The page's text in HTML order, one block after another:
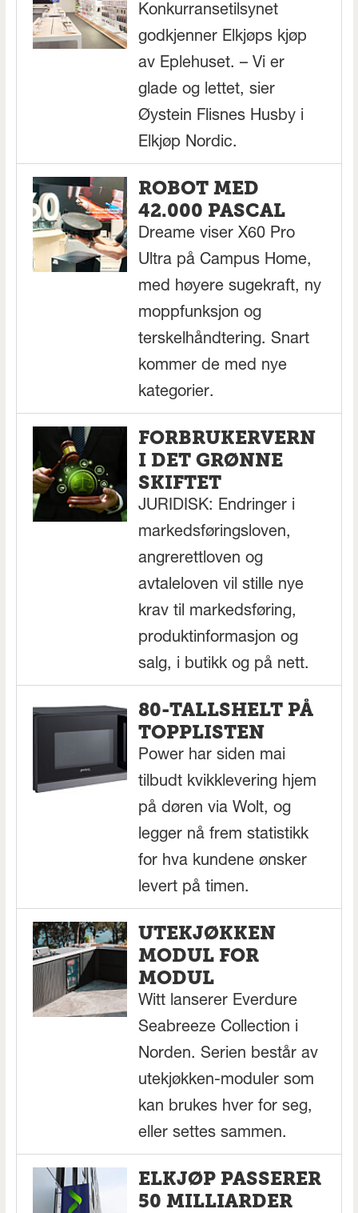
Konkurransetilsynet
godkjenner Elkjøps kjøp
av Eplehuset. – Vi er
glade og lettet, sier
Øystein Flisnes Husby i
Elkjøp Nordic.
ROBOT MED
42.000 PASCAL
Dreame viser X60 Pro
Ultra på Campus Home,
med høyere sugekraft, ny
moppfunksjon og
terskelhåndtering. Snart
kommer de med nye
kategorier.
FORBRUKERVERN
I DET GRØNNE
SKIFTET
JURIDISK: Endringer i
markedsføringsloven,
angrerettloven og
avtaleloven vil stille nye
krav til markedsføring,
produktinformasjon og
salg, i butikk og på nett.
80-TALLSHELT PÅ
TOPPLISTEN
Power har siden mai
tilbudt kvikklevering hjem
på døren via Wolt, og
legger nå frem statistikk
for hva kundene ønsker
levert på timen.
UTEKJØKKEN
MODUL FOR
MODUL
Witt lanserer Everdure
Seabreeze Collection i
Norden. Serien består av
utekjøkken-moduler som
kan brukes hver for seg,
eller settes sammen.
ELKJØP PASSERER
50 MILLIARDER